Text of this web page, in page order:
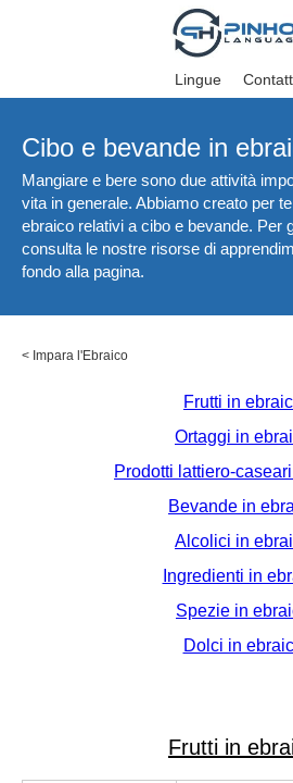
Lingue
Cibo e bevande in
Mangiare e bere sono due attività
vita in generale. Abbiamo creato per
ebraico relativi a cibo e bevande. Per
consulta le nostre risorse di
fondo alla pagina.
< Impara l'Ebraico
Frutti in
Ortaggi in
Prodotti lattiero-
Bevande in
Alcolici in
Ingredienti in
Spezie in
Dolci in
Frutti in